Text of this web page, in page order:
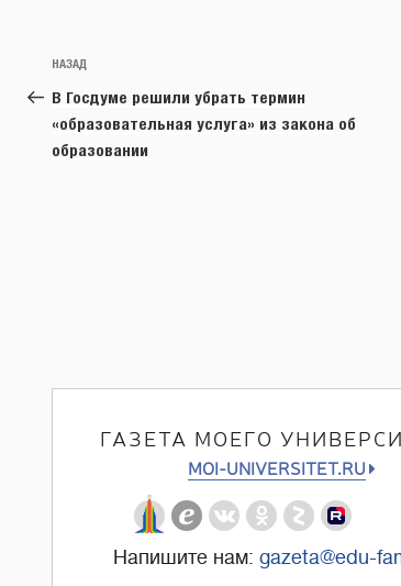
Навигация
по
записям
Предыдущая
запись:
НАЗАД
В Госдуме решили убрать термин
«образовательная услуга» из закона об
образовании
ГАЗЕТА МОЕГО
MOI-UNIVERSITET.RU
Напишите нам: gazeta@edu-